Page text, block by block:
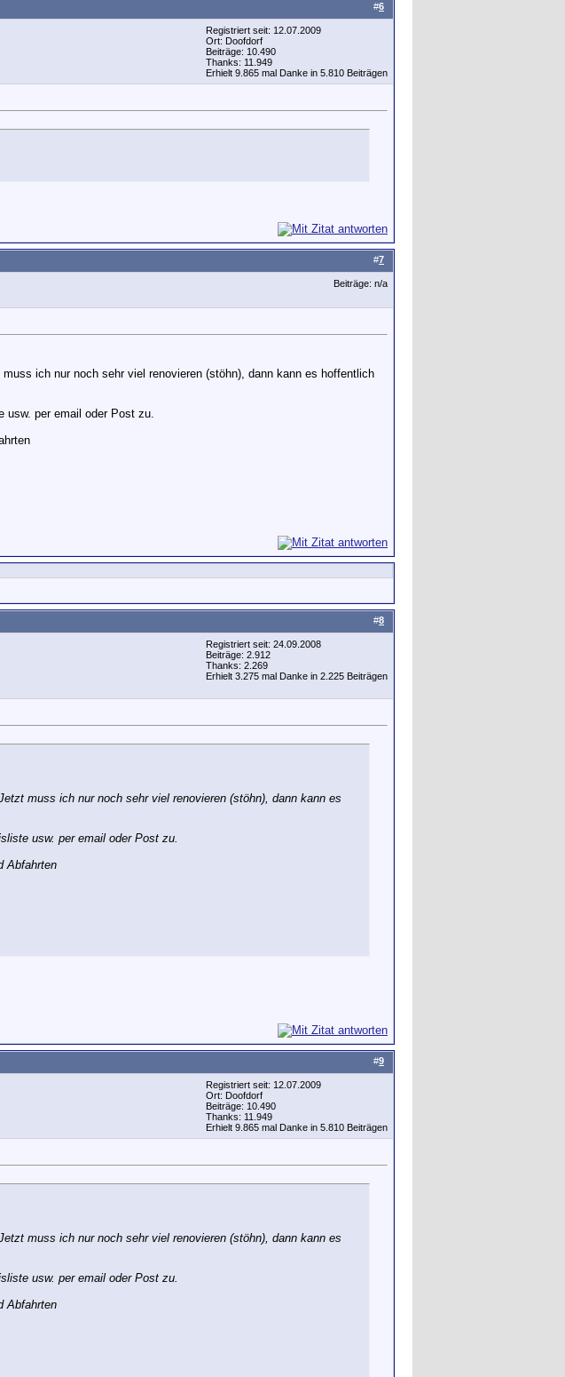
#6
Registriert seit: 12.07.2009
Ort: Doofdorf
Beiträge: 10.490
Thanks: 11.949
Erhielt 9.865 mal Danke in 5.810 Beiträgen
#7
Beiträge: n/a
ich nur noch sehr viel renovieren (stöhn), dann kann es hoffentlich
usw. per email oder Post zu.
#8
Registriert seit: 24.09.2008
Beiträge: 2.912
Thanks: 2.269
Erhielt 3.275 mal Danke in 2.225 Beiträgen
muss ich nur noch sehr viel renovieren (stöhn), dann kann es
usw. per email oder Post zu.
Abfahrten
#9
Registriert seit: 12.07.2009
Ort: Doofdorf
Beiträge: 10.490
Thanks: 11.949
Erhielt 9.865 mal Danke in 5.810 Beiträgen
muss ich nur noch sehr viel renovieren (stöhn), dann kann es
usw. per email oder Post zu.
Abfahrten